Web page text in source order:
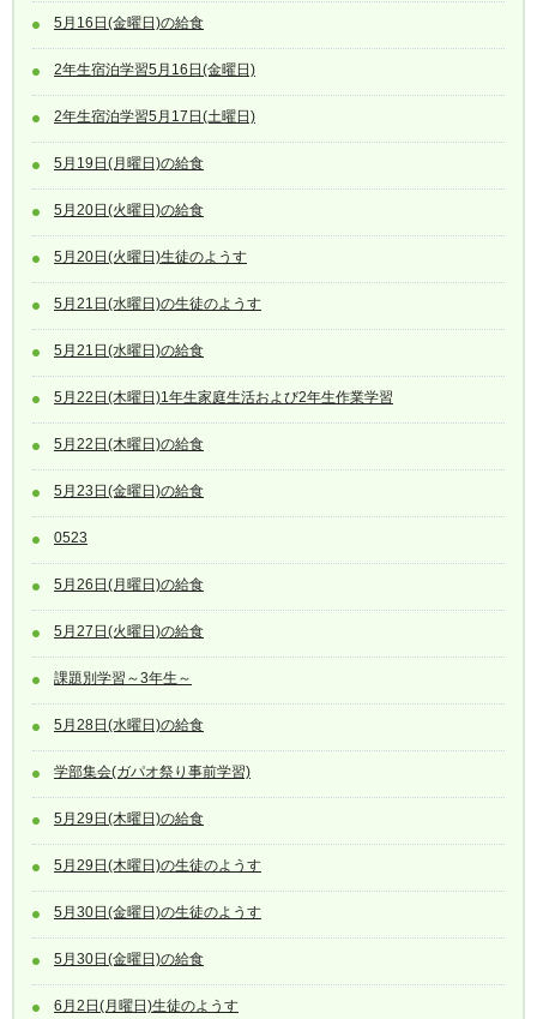
5月16日(金曜日)の給食
2年生宿泊学習5月16日(金曜日)
2年生宿泊学習5月17日(土曜日)
5月19日(月曜日)の給食
5月20日(火曜日)の給食
5月20日(火曜日)生徒のようす
5月21日(水曜日)の生徒のようす
5月21日(水曜日)の給食
5月22日(木曜日)1年生家庭生活および2年生作業学習
5月22日(木曜日)の給食
5月23日(金曜日)の給食
0523
5月26日(月曜日)の給食
5月27日(火曜日)の給食
課題別学習～3年生～
5月28日(水曜日)の給食
学部集会(ガパオ祭り事前学習)
5月29日(木曜日)の給食
5月29日(木曜日)の生徒のようす
5月30日(金曜日)の生徒のようす
5月30日(金曜日)の給食
6月2日(月曜日)生徒のようす